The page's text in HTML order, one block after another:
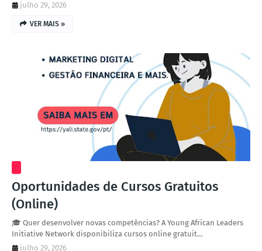
julho 29, 2026
VER MAIS »
Oportunidades de Cursos Gratuitos
(Online)
🎓 Quer desenvolver novas competências? A Young African Leaders
Initiative Network disponibiliza cursos online gratuit…
julho 29, 2026